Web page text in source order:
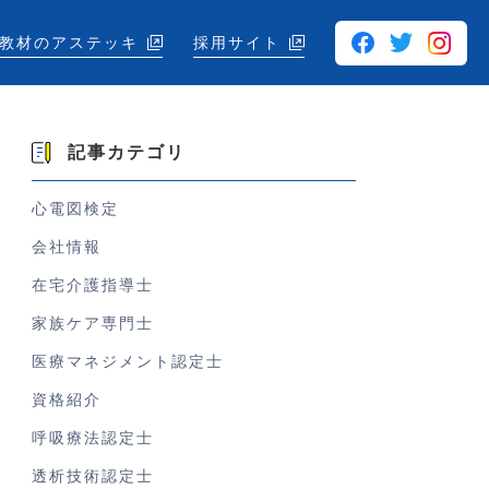
材のアステッキ 採用サイト
記事カテゴリ
心電図検定
会社情報
在宅介護指導士
家族ケア専門士
医療マネジメント認定士
資格紹介
呼吸療法認定士
透析技術認定士